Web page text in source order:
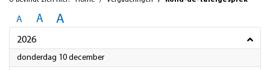
A A A
2026
donderdag 10 december2026